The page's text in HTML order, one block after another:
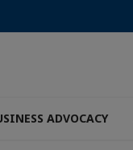
ADVOCACY